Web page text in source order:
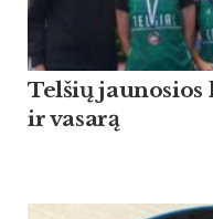
Tel­šių
ir va­sarą